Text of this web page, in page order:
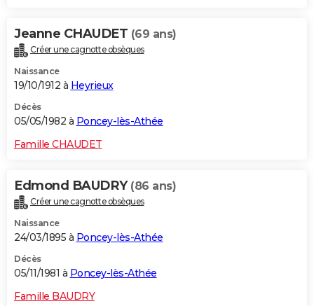
Jeanne CHAUDET (69 ans)
Créer une cagnotte obsèques
Naissance
19/10/1912 à Heyrieux
Décès
05/05/1982 à Poncey-lès-Athée
Famille CHAUDET
Edmond BAUDRY (86 ans)
Créer une cagnotte obsèques
Naissance
24/03/1895 à Poncey-lès-Athée
Décès
05/11/1981 à Poncey-lès-Athée
Famille BAUDRY